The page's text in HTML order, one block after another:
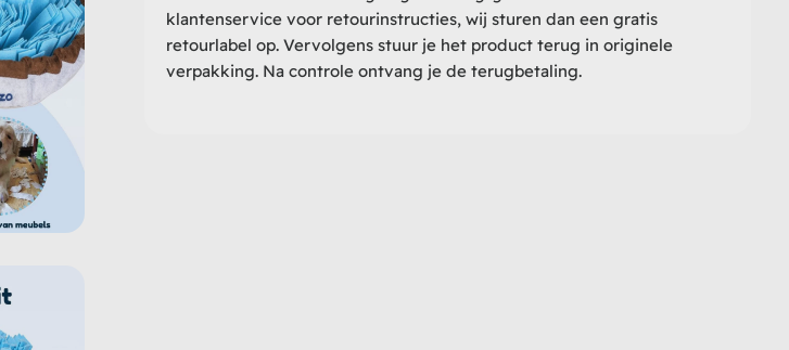
klantenservice voor retourinstructies, wij sturen dan een gratis
retourlabel op. Vervolgens stuur je het product terug in originele
verpakking. Na controle ontvang je de terugbetaling.